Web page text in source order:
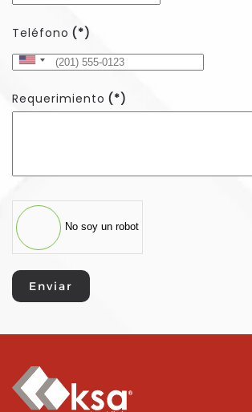
Teléfono (*)
United
States
Requerimiento (*)
No soy un robot
Enviar